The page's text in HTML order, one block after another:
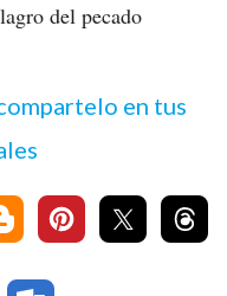
del pecado
en tus